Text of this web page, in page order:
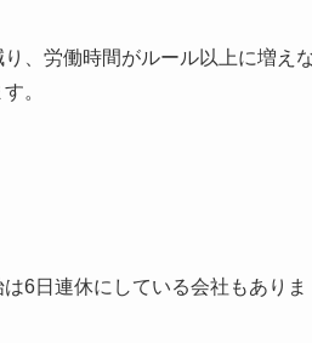
、労働時間がルール以上に増え
。
6日連休にしている会社もありま